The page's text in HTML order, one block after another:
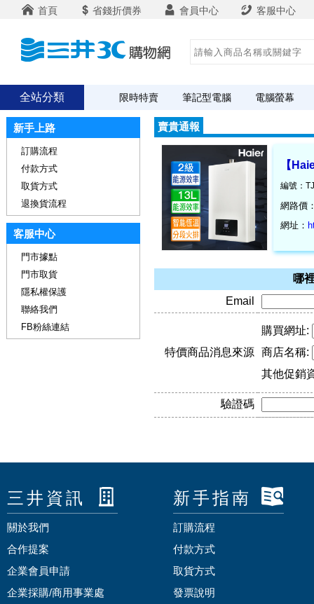
首頁 省錢折價券 會員中心 客服中心
全站分類 限時特賣 筆記型電腦 電腦螢幕
賣貴通報
【
編號：
網路價
網址：
哪
Email
特價商品消息來源
購買網址:
商店名稱:
其他促銷
驗證碼
新手上路
訂購流程
付款方式
取貨方式
退換貨流程
客服中心
門市據點
門市取貨
隱私權保護
聯絡我們
FB粉絲連結
三井資訊
關於我們
合作提案
企業會員申請
企業採購/商用事業處
新手指南
訂購流程
付款方式
取貨方式
發票說明